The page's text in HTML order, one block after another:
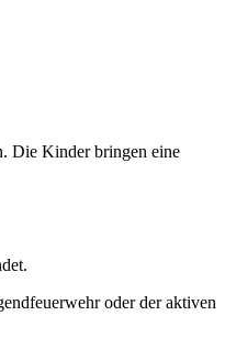
Die Kinder bringen eine
oder der aktiven